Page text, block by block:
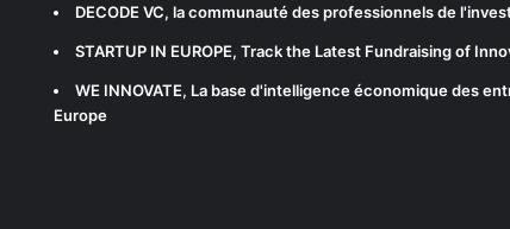
DECODE VC, la communauté des professionnels de
STARTUP IN EUROPE, Track the Latest Fundraising of
WE INNOVATE, La base d'intelligence économique des
Europe